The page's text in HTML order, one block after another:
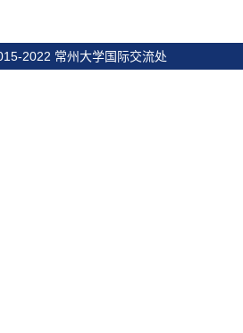
2022 常州大学国际交流处